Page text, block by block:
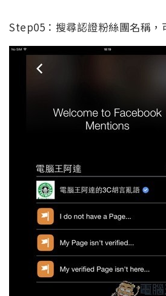
Step05：搜尋認證粉絲團名稱，